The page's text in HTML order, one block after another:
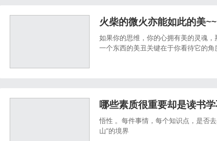
火柴的微火亦能如此的美~~
如果你的思维，你的心拥有美的灵魂
一个东西的美丑关键在于你看待它的
哪些素质很重要却是读书
悟性 。每件事情，每个知识点，是否
山”的境界